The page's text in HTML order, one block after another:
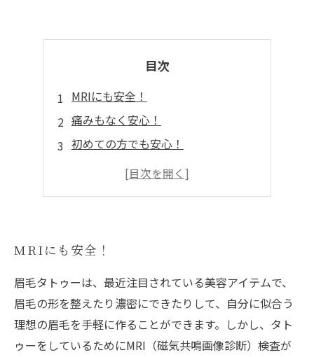
目次
MRIにも安全！
痛みもなく安心！
初めての方でも安心！
持続力が高い！
MRIにも安全！
眉毛タトゥーは、最近注目されている美容アイテムで、
眉毛の形を整えたり濃密にできたりして、自分に似合う
理想の眉毛を手軽に作ることができます。しかし、タト
ゥーをしているためにMRI（磁気共鳴画像診断）検査が